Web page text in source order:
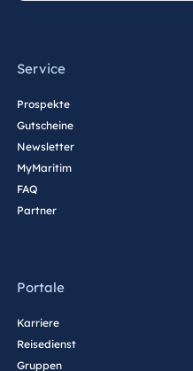
Service
Prospekte
Gutscheine
Newsletter
MyMaritim
FAQ
Partner
Portale
Karriere
Reisedienst
Gruppen